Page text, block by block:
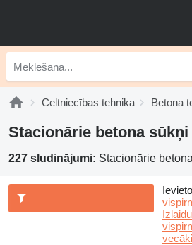
Celtniecības tehnika Betona
Stacionārie betona sūkņi
227 sludinājumi: Stacionārie